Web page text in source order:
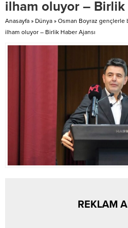
tabanının şimdiye kadar ne
kadarının görsel olarak
kaydedildiğini halka açık veriler
üzerinden analiz etti....
ilham oluyor – Birlik
Anasayfa » Dünya » Osman Boyraz
ilham oluyor – Birlik Haber Ajansı
REKLAM